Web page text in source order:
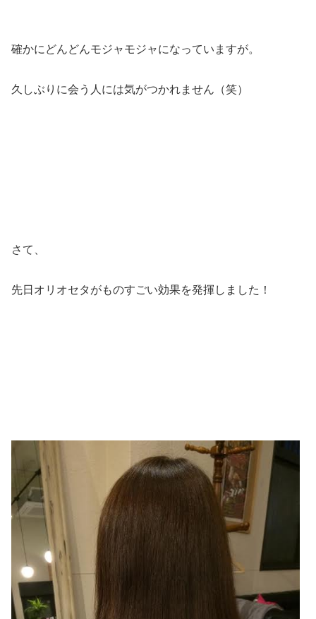
確かにどんどんモジャモジャになっていますが。
久しぶりに会う人には気がつかれません（笑）
さて、
先日オリオセタがものすごい効果を発揮しました！